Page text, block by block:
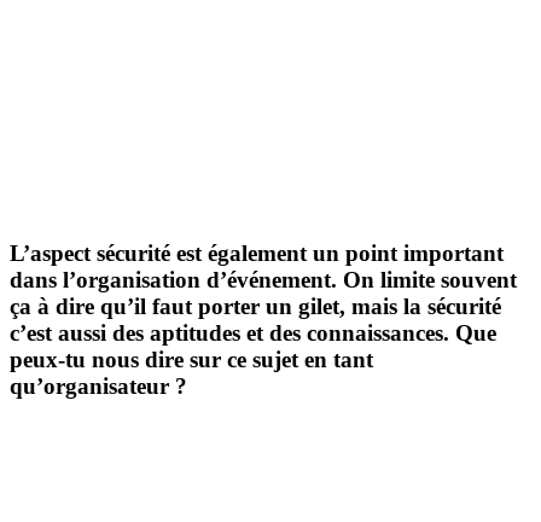
L’aspect sécurité est également un point important
dans l’organisation d’événement. On limite souvent
ça à dire qu’il faut porter un gilet, mais la sécurité
c’est aussi des aptitudes et des connaissances. Que
peux-tu nous dire sur ce sujet en tant
qu’organisateur ?